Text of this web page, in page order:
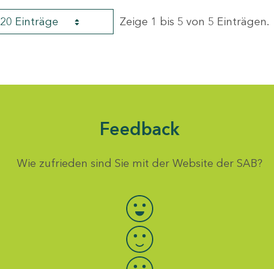
20 Einträge Zeige 1 bis 5 von 5 Einträgen.
Feedback
Wie zufrieden sind Sie mit der Website der SAB?
Bewertung auswählen